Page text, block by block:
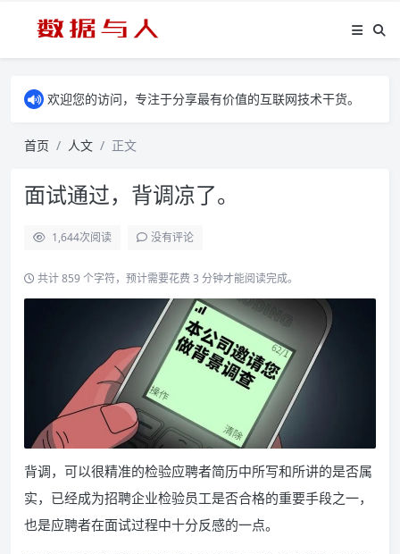
欢迎您的访问，专注于分享最有价值的互联网技术干货。
首页 人文 正文
面试通过，背调凉了。
1,644次阅读 没有评论
共计 859 个字符，预计需要花费 3 分钟才能阅读完成。
背调，可以很精准的检验应聘者简历中所写和所讲的是否属
实，已经成为招聘企业检验员工是否合格的重要手段之一，
也是应聘者在面试过程中十分反感的一点。